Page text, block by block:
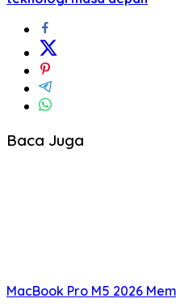
Baca Juga
MacBook Pro M5 2026